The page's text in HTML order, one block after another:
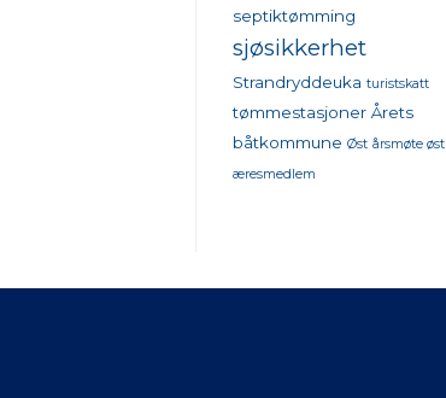
septiktømming
sjøsikkerhet
Strandryddeuka turistskatt
tømmestasjoner Årets
båtkommune Øst årsmøte øst
æresmedlem